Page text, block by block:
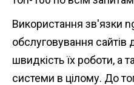
Використання зв'язки
обслуговування сайтів
швидкість їх роботи, а
системи в цілому. До